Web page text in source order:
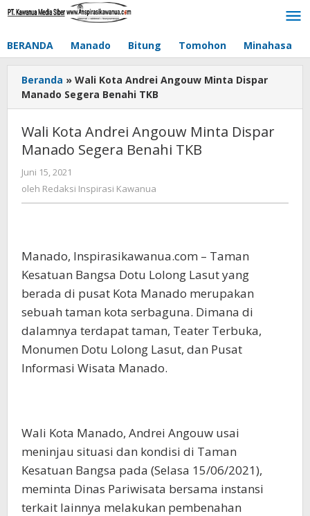
Lewati
BERANDA Manado Bitung Tomohon Minahasa
Beranda » Wali Kota Andrei Angouw Minta Dispar
Manado Segera Benahi TKB
Wali Kota Andrei Angouw Minta Dispar
Manado Segera Benahi TKB
Juni 15, 2021
Redaksi
Inspirasi
oleh Redaksi Inspirasi Kawanua
Manado, Inspirasikawanua.com – Taman
Kesatuan Bangsa Dotu Lolong Lasut yang
berada di pusat Kota Manado merupakan
sebuah taman kota serbaguna. Dimana di
dalamnya terdapat taman, Teater Terbuka,
Monumen Dotu Lolong Lasut, dan Pusat
Informasi Wisata Manado.
Wali Kota Manado, Andrei Angouw usai
meninjau situasi dan kondisi di Taman
Kesatuan Bangsa pada (Selasa 15/06/2021),
meminta Dinas Pariwisata bersama instansi
terkait lainnya melakukan pembenahan